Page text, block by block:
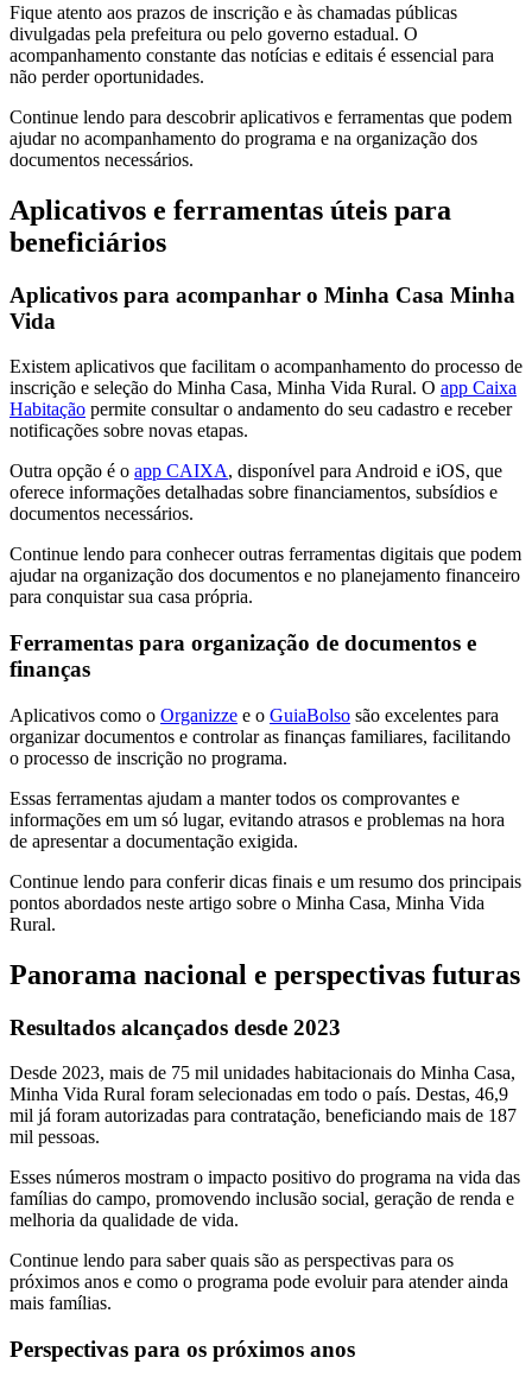
Fique atento aos prazos de inscrição e às chamadas públicas
divulgadas pela prefeitura ou pelo governo estadual. O
acompanhamento constante das notícias e editais é essencial para
não perder oportunidades.
Continue lendo para descobrir aplicativos e ferramentas que podem
ajudar no acompanhamento do programa e na organização dos
documentos necessários.
Aplicativos e ferramentas úteis para
beneficiários
Aplicativos para acompanhar o Minha Casa Minha
Vida
Existem aplicativos que facilitam o acompanhamento do processo de
inscrição e seleção do Minha Casa, Minha Vida Rural. O app Caixa
Habitação permite consultar o andamento do seu cadastro e receber
notificações sobre novas etapas.
Outra opção é o app CAIXA, disponível para Android e iOS, que
oferece informações detalhadas sobre financiamentos, subsídios e
documentos necessários.
Continue lendo para conhecer outras ferramentas digitais que podem
ajudar na organização dos documentos e no planejamento financeiro
para conquistar sua casa própria.
Ferramentas para organização de documentos e
finanças
Aplicativos como o Organizze e o GuiaBolso são excelentes para
organizar documentos e controlar as finanças familiares, facilitando
o processo de inscrição no programa.
Essas ferramentas ajudam a manter todos os comprovantes e
informações em um só lugar, evitando atrasos e problemas na hora
de apresentar a documentação exigida.
Continue lendo para conferir dicas finais e um resumo dos principais
pontos abordados neste artigo sobre o Minha Casa, Minha Vida
Rural.
Panorama nacional e perspectivas futuras
Resultados alcançados desde 2023
Desde 2023, mais de 75 mil unidades habitacionais do Minha Casa,
Minha Vida Rural foram selecionadas em todo o país. Destas, 46,9
mil já foram autorizadas para contratação, beneficiando mais de 187
mil pessoas.
Esses números mostram o impacto positivo do programa na vida das
famílias do campo, promovendo inclusão social, geração de renda e
melhoria da qualidade de vida.
Continue lendo para saber quais são as perspectivas para os
próximos anos e como o programa pode evoluir para atender ainda
mais famílias.
Perspectivas para os próximos anos